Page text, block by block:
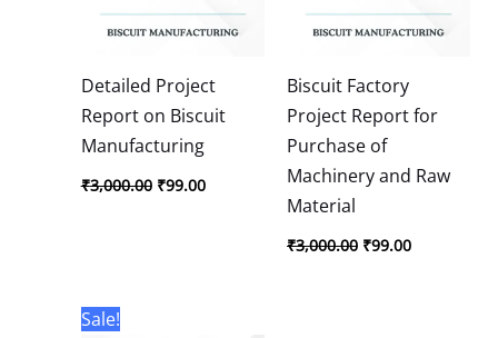
Detailed Project
Report on Biscuit
Manufacturing
₹3,000.00 ₹99.00
Biscuit Factory
Project Report for
Purchase of
Machinery and Raw
Material
₹3,000.00 ₹99.00
Sale!